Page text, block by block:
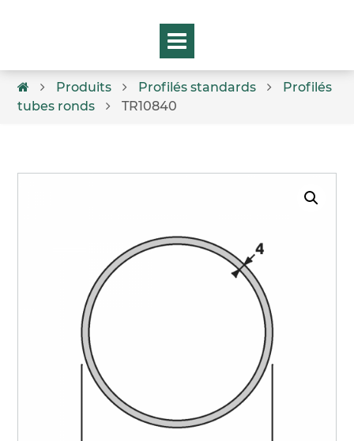
Produits Profilés standards
Profilés
tubes ronds
TR10840